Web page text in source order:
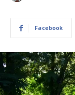
Facebook